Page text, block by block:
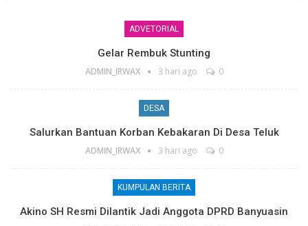
ADVETORIAL
Gelar Rembuk Stunting
ADMIN_IRWAX 3 hari ago 0
DESA
Salurkan Bantuan Korban Kebakaran Di Desa Teluk
ADMIN_IRWAX 3 hari ago 0
KUMPULAN BERITA
Akino SH Resmi Dilantik Jadi Anggota DPRD Banyuasin